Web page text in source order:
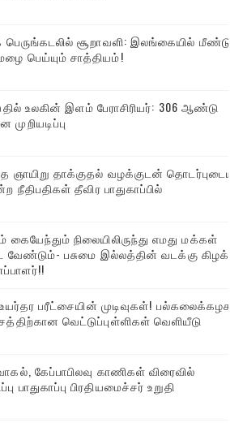
பெருங்கடலில் சூறாவளி: இலங்கையில் மீண்டும்
பெய்யும் சாத்தியம்!
உலகின் இளம் பேராசிரியர்: 306 ஆண்டு
ஞாயிறு தாக்குதல் வழக்குடன் தொடர்புடைய
நீதிபதிகள் தீவிர பாதுகாப்பில்
கையேந்தும் நிலையிலிருந்து எமது மக்கள்
வேண்டும்- பசுமை இல்லத்தின் வடக்கு கிழக்கு
பரீட்சையின் முடிவுகள்! பல்கலைக்கழக
வெட்டுப்புள்ளிகள் வெளியீடு
கேப்பாபிலவு காணிகள் விரைவில்
பாதுகாப்பு பிரதியமைச்சர் உறுதி